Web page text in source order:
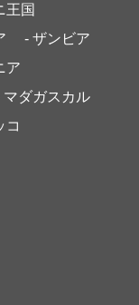
王国
- ザンビア
ア
マダガスカル
コ